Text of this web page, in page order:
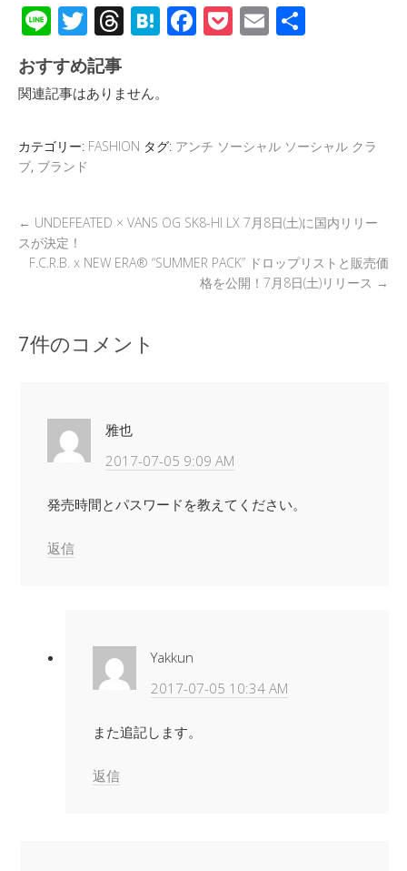
Li
n
e
T
wi
tt
er
T
e
a
d
H
a
F
o
o
P E
おすすめ記事
関連記事はありません。
カテゴリー: FASHION タグ: アンチ ソーシャル ソーシャル クラ
ブ, ブランド
← UNDEFEATED × VANS OG SK8-HI LX 7月8日(土)に国内リリー
スが決定！
F.C.R.B. x NEW ERA® “SUMMER PACK” ドロップリストと販売価
格を公開！7月8日(土)リリース →
7件のコメント
雅也
2017-07-05 9:09 AM
発売時間とパスワードを教えてください。
返信
Yakkun
2017-07-05 10:34 AM
また追記します。
返信